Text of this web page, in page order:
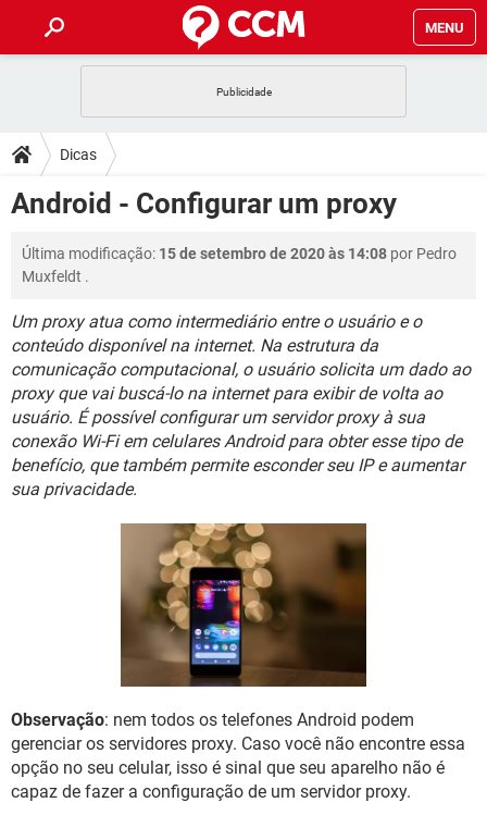
MENU
CELULAR
OUTLOOK EXCEL
GUIA DE COMPRAS
DICAS
JOGOS
CELULAR FACEBOOK
OUTLOOK EXCEL
GUIA DE COMPRAS
DOWNLOADS
CELULAR
INSTAGRAM GMAIL
GUIA DE COMPRAS
FÓRUM
CELULAR FACEBOOK
OUTLOOK EXCEL
INSTAGRAM GMAIL
GUIA DE COMPRAS
JOGOS WHATSAPP
OUTLOOK EXCEL
INSTAGRAM
GUIA DE COMPRAS
Dicas
Android - Configurar um proxy
Última modificação: 15 de setembro de 2020 às 14:08 por Pedro
Muxfeldt .
Um proxy atua como intermediário entre o usuário e o
conteúdo disponível na internet. Na estrutura da
comunicação computacional, o usuário solicita um dado ao
proxy que vai buscá-lo na internet para exibir de volta ao
usuário. É possível configurar um servidor proxy à sua
conexão Wi-Fi em celulares Android para obter esse tipo de
benefício, que também permite esconder seu IP e aumentar
sua privacidade.
Observação: nem todos os telefones Android podem
gerenciar os servidores proxy. Caso você não encontre essa
opção no seu celular, isso é sinal que seu aparelho não é
capaz de fazer a configuração de um servidor proxy.